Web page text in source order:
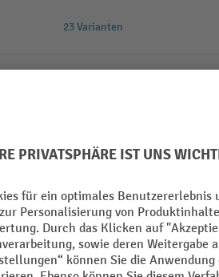
23 Varianten
dank kleinem
besonders enge
Maulseite um 7,5 °